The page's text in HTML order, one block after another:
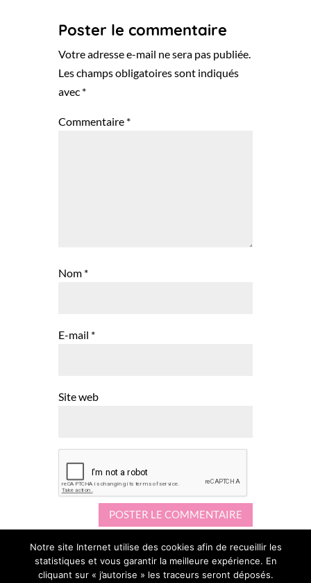
Poster le commentaire
Votre adresse e-mail ne sera pas publiée.
Les champs obligatoires sont indiqués
avec *
Commentaire *
Nom *
E-mail *
Site web
Notre site Internet utilise des cookies afin de recueillir les
statistiques et vous garantir la meilleure expérience. En
cliquant sur « j’autorise » les traceurs seront déposés.